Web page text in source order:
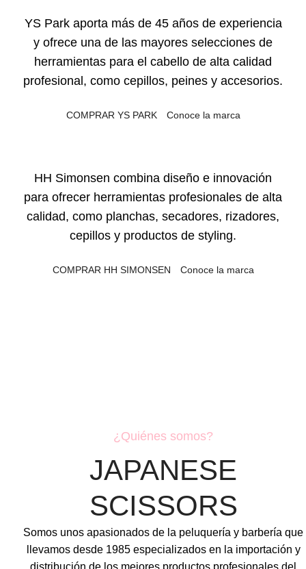
YS Park aporta más de 45 años de experiencia
y ofrece una de las mayores selecciones de
herramientas para el cabello de alta calidad
profesional, como cepillos, peines y accesorios.
COMPRAR YS PARK Conoce la marca
HH Simonsen combina diseño e innovación
para ofrecer herramientas profesionales de alta
calidad, como planchas, secadores, rizadores,
cepillos y productos de styling.
COMPRAR HH SIMONSEN Conoce la marca
¿Quiénes somos?
JAPANESE
SCISSORS
Somos unos apasionados de la peluquería y barbería que
llevamos desde 1985 especializados en la importación y
distribución de los mejores productos profesionales del